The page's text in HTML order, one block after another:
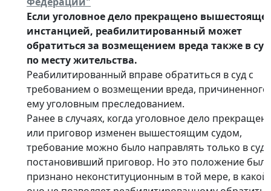
Если уголовное дело прекращено
инстанцией, реабилитированный может
обратиться за возмещением вреда также в суд
по месту жительства.
Реабилитированный вправе обратиться в суд с
требованием о возмещении вреда, причиненного
ему уголовным преследованием.
Ранее в случаях, когда уголовное дело
или приговор изменен вышестоящим судом,
требование можно было направлять только в суд,
постановивший приговор. Но это положение было
признано неконституционным в той мере, в какой